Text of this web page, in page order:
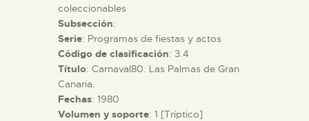
EL MUSEO
COLECCIONES
DIDÁCTICA
coleccionables
Subsección:
Serie: Programas de fiestas y actos
Código de clasificación: 3.4
Título: Carnaval´80. Las Palmas de Gran
Canaria.
Fechas: 1980
Volumen y soporte: 1 [Tríptico]